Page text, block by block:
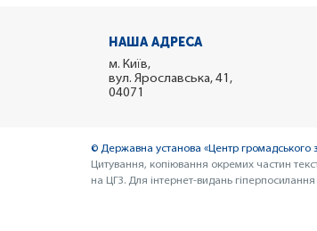
НАША АДРЕСА
м. Київ,
вул. Ярославська, 41,
04071
© Державна установа «Центр громадського
Цитування, копіювання окремих частин
на ЦГЗ. Для інтернет-видань